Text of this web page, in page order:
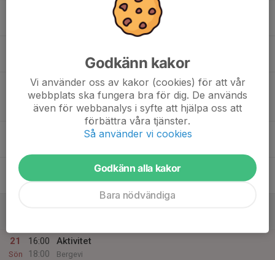
Träning konstgräset
Stallaholmsvallen Nossebro
19:00
21:00
Match mot Skepplanda BTK
Pojkar Div 5 Trollhättan
Forsvallen Konstgräs
Träning Ekvallen
19
21
Sön
16:00
18:00
Aktivitet
Bergevi
Godkänn kakor
Vi använder oss av kakor (cookies) för att vår
webbplats ska fungera bra för dig. De används
även för webbanalys i syfte att hjälpa oss att
förbättra våra tjänster.
Så använder vi cookies
Godkänn alla kakor
Bara nödvändiga